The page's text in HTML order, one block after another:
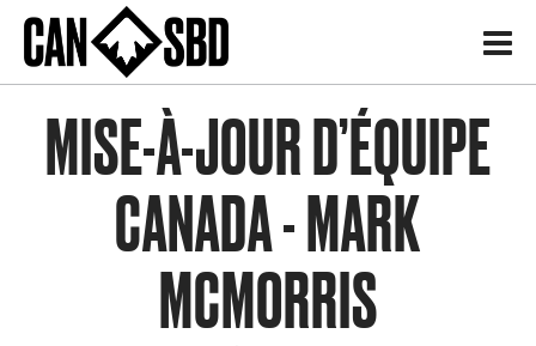
H
MISE-À-JOUR D’ÉQUIPE
CANADA - MARK
MCMORRIS